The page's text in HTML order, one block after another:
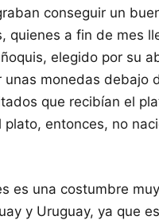
conseguir un
quienes a fin de mes
elegido por su
monedas debajo
que recibían el
entonces, no
es una costumbre
y Uruguay, ya que